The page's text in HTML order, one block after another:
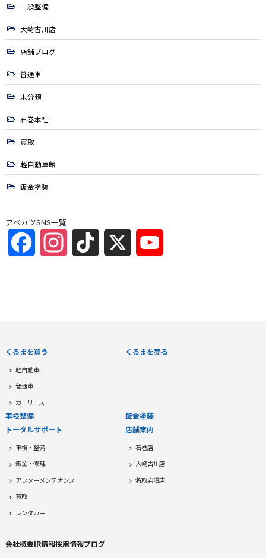
一般整備
大崎古川店
店舗ブログ
普通車
未分類
石巻本社
買取
軽自動車館
鈑金塗装
アベカツSNS一覧
FacebookInstagramTikTok
くるまを買う
軽自動車
普通車
カーリース
くるまを売る
車検整備
鈑金塗装
トータルサポート
車検・整備
鈑金・修理
アフターメンテナンス
買取
レンタカー
店舗案内
石巻店
大崎古川店
名取岩沼店
会社概要IR情報採用情報ブログ